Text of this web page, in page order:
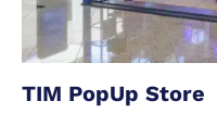
TIM PopUp Store